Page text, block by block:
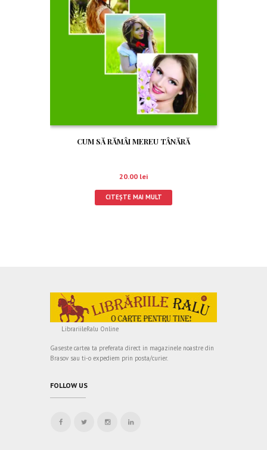
CUM SĂ RĂMÂI MEREU TÂNĂRĂ
20.00 lei
CITEȘTE MAI MULT
LibrariileRalu Online
Gaseste cartea ta preferata direct in magazinele noastre din
Brasov sau ti-o expediem prin posta/curier.
FOLLOW US